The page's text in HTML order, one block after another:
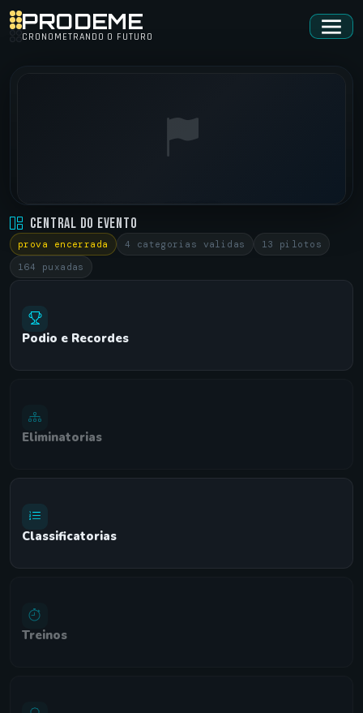
PRODEME
CRONOMETRANDO O FUTURO
POWER TRUCKS BRASIL • 1º EDIÇÃO
PISTA DE ARRANCADA DE ARTUR NOGUEIRA • 30/05/2026
Central do Evento
prova encerrada 4 categorias validas
13 pilotos
164 puxadas
Podio e Recordes
Eliminatorias
Classificatorias
Treinos